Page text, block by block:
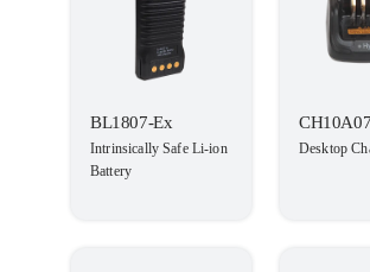
BL1807-Ex
Intrinsically Safe Li-ion
Battery
CH10A07
Desktop